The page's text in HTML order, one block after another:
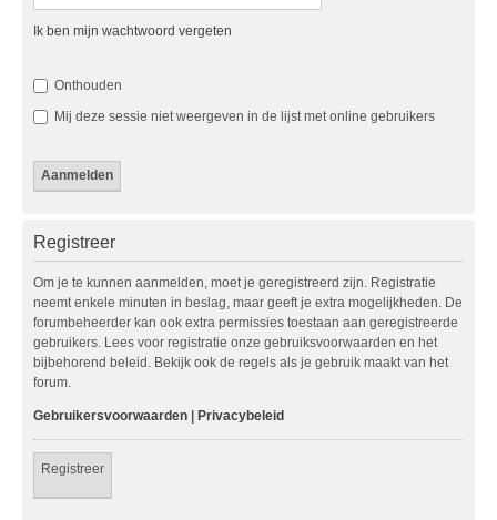
Ik ben mijn wachtwoord vergeten
Onthouden
Mij deze sessie niet weergeven in de lijst met online gebruikers
Registreer
Om je te kunnen aanmelden, moet je geregistreerd zijn. Registratie
neemt enkele minuten in beslag, maar geeft je extra mogelijkheden. De
forumbeheerder kan ook extra permissies toestaan aan geregistreerde
gebruikers. Lees voor registratie onze gebruiksvoorwaarden en het
bijbehorend beleid. Bekijk ook de regels als je gebruik maakt van het
forum.
Gebruikersvoorwaarden | Privacybeleid
Registreer